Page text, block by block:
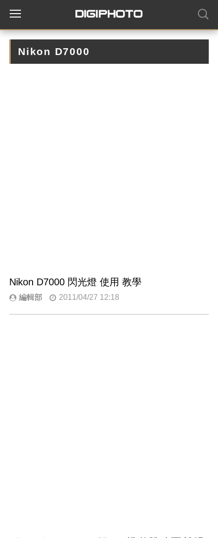
Nikon D7000
Nikon D7000 閃光燈 使用 教學
編輯部 2011/04/27 12:18